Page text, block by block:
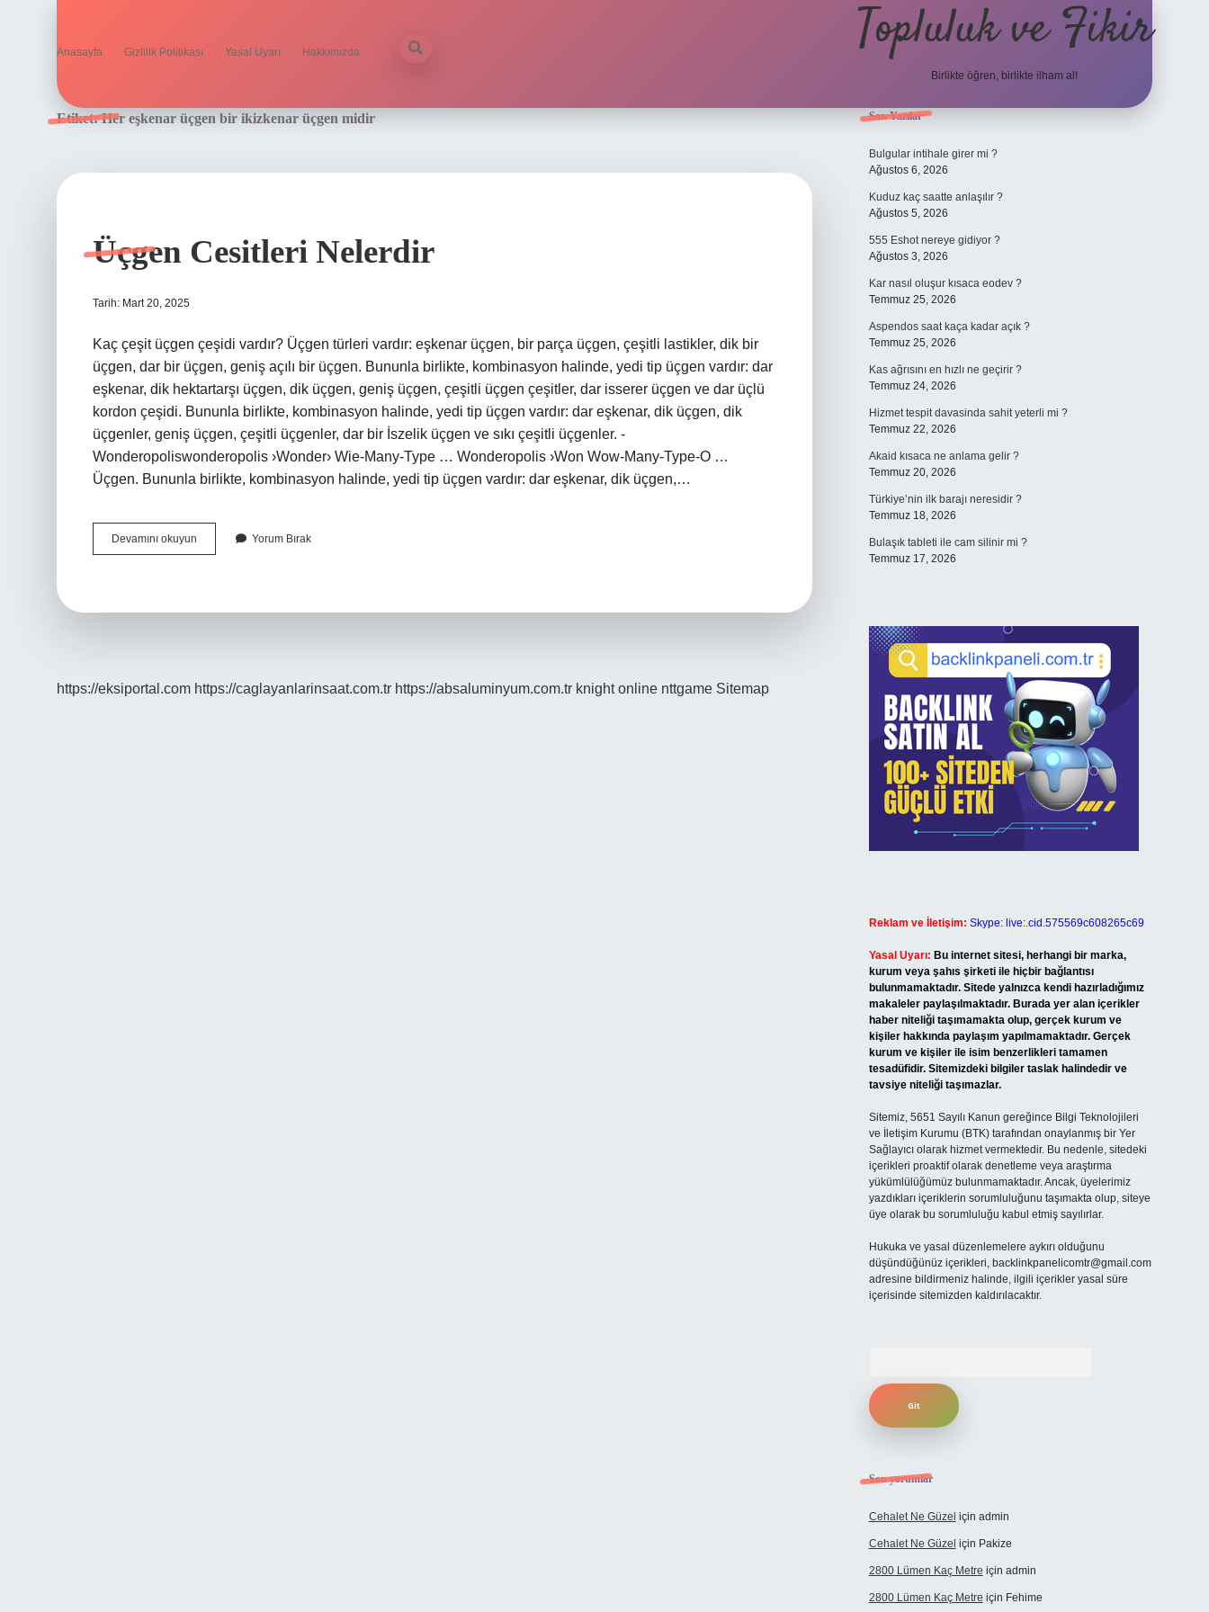
Anasayfa Gizlilik Politikası Yasal Uyarı Hakkımızda Topluluk ve Fikir
Birlikte öğren, birlikte ilham al!
Etiket:Her eşkenar üçgen bir ikizkenar üçgen midir
Üçgen Cesitleri Nelerdir
Tarih: Mart 20, 2025
Kaç çeşit üçgen çeşidi vardır? Üçgen türleri vardır: eşkenar üçgen, bir parça üçgen, çeşitli lastikler, dik bir
üçgen, dar bir üçgen, geniş açılı bir üçgen. Bununla birlikte, kombinasyon halinde, yedi tip üçgen vardır: dar
eşkenar, dik hektartarşı üçgen, dik üçgen, geniş üçgen, çeşitli üçgen çeşitler, dar isserer üçgen ve dar üçlü
kordon çeşidi. Bununla birlikte, kombinasyon halinde, yedi tip üçgen vardır: dar eşkenar, dik üçgen, dik
üçgenler, geniş üçgen, çeşitli üçgenler, dar bir İszelik üçgen ve sıkı çeşitli üçgenler. -
Wonderopoliswonderopolis ›Wonder› Wie-Many-Type … Wonderopolis ›Won Wow-Many-Type-O …
Üçgen. Bununla birlikte, kombinasyon halinde, yedi tip üçgen vardır: dar eşkenar, dik üçgen,…
Devamını okuyun
Cesitleri
Yorum Bırak
https://eksiportal.com https://caglayanlarinsaat.com.tr https://absaluminyum.com.tr knight online nttgame Sitemap
Sidebar
Son Yazılar
Bulgular intihale girer mi ?
Ağustos 6, 2026
Kuduz kaç saatte anlaşılır ?
Ağustos 5, 2026
555 Eshot nereye gidiyor ?
Ağustos 3, 2026
Kar nasıl oluşur kısaca eodev ?
Temmuz 25, 2026
Aspendos saat kaça kadar açık ?
Temmuz 25, 2026
Kas ağrısını en hızlı ne geçirir ?
Temmuz 24, 2026
Hizmet tespit davasinda sahit yeterli mi ?
Temmuz 22, 2026
Akaid kısaca ne anlama gelir ?
Temmuz 20, 2026
Türkiye’nin ilk barajı neresidir ?
Temmuz 18, 2026
Bulaşık tableti ile cam silinir mi ?
Temmuz 17, 2026
Reklam ve İletişim: Skype: live:.cid.575569c608265c69
Yasal Uyarı: Bu internet sitesi, herhangi bir marka,
kurum veya şahıs şirketi ile hiçbir bağlantısı
bulunmamaktadır. Sitede yalnızca kendi hazırladığımız
makaleler paylaşılmaktadır. Burada yer alan içerikler
haber niteliği taşımamakta olup, gerçek kurum ve
kişiler hakkında paylaşım yapılmamaktadır. Gerçek
kurum ve kişiler ile isim benzerlikleri tamamen
tesadüfidir. Sitemizdeki bilgiler taslak halindedir ve
tavsiye niteliği taşımazlar.
Sitemiz, 5651 Sayılı Kanun gereğince Bilgi Teknolojileri
ve İletişim Kurumu (BTK) tarafından onaylanmış bir Yer
Sağlayıcı olarak hizmet vermektedir. Bu nedenle, sitedeki
içerikleri proaktif olarak denetleme veya araştırma
yükümlülüğümüz bulunmamaktadır. Ancak, üyelerimiz
yazdıkları içeriklerin sorumluluğunu taşımakta olup, siteye
üye olarak bu sorumluluğu kabul etmiş sayılırlar.
Hukuka ve yasal düzenlemelere aykırı olduğunu
düşündüğünüz içerikleri, backlinkpanelicomtr@gmail.com
adresine bildirmeniz halinde, ilgili içerikler yasal süre
içerisinde sitemizden kaldırılacaktır.
Son yorumlar
Cehalet Ne Güzel için admin
Cehalet Ne Güzel için Pakize
2800 Lümen Kaç Metre için admin
2800 Lümen Kaç Metre için Fehime